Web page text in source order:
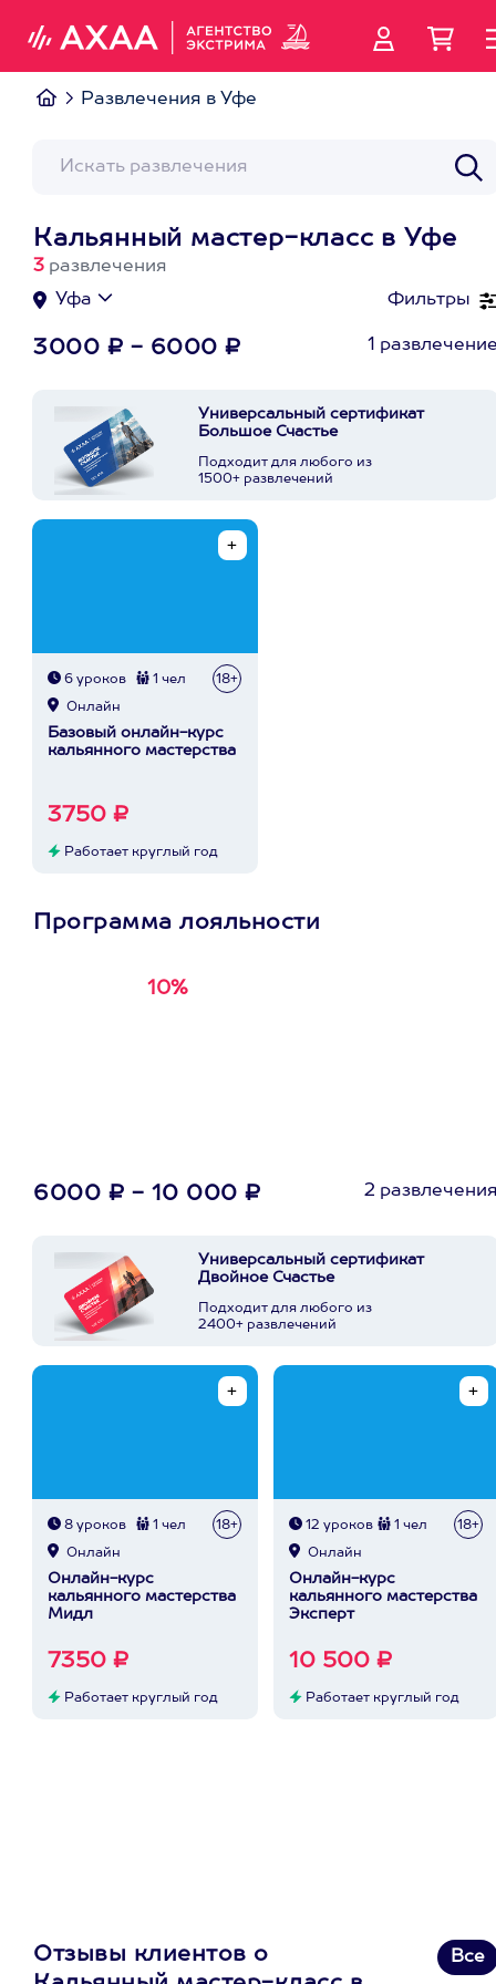
Развлечения в Уфе
Кальянный мастер-класс в Уфе
3 развлечения
Фильтры
Уфа
3000 ₽ - 6000 ₽ 1
Универсальный сертификат
Большое Счастье
Подходит для любого из
1500+ развлечений
6 уроков 1 чел 18+
Онлайн
Базовый онлайн-курс
кальянного мастерства
3750 ₽
Работает круглый год
Программа лояльности
10%
6000 ₽ - 10 000 ₽ 2
Универсальный сертификат
Двойное Счастье
Подходит для любого из
2400+ развлечений
8 уроков 1 чел 18+
Онлайн
Онлайн-курс
кальянного мастерства
Мидл
7350 ₽
Работает круглый год
12 уроков 1 чел 18+
Онлайн
Онлайн-курс
кальянного мастерства
Эксперт
10 500 ₽
Работает круглый год
Отзывы клиентов о
Все